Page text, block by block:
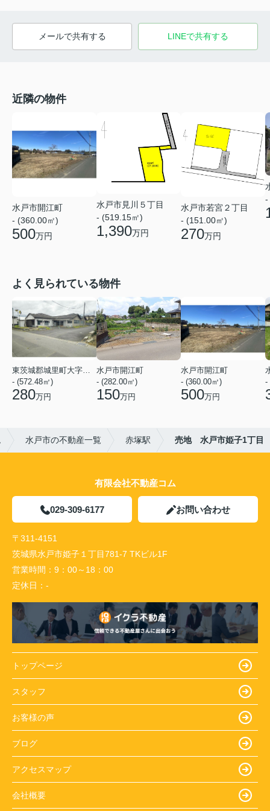
メールで共有する LINEで共有する
近隣の物件
水戸市開江町
- (360.00㎡)
500万円
水戸市見川５丁目
- (519.15㎡)
1,390万円
水戸市若宮２丁目
- (151.00㎡)
270万円
-
よく見られている物件
東茨城郡城里町大字石塚
- (572.48㎡)
280万円
水戸市開江町
- (282.00㎡)
150万円
水戸市開江町
- (360.00㎡)
500万円
-
水戸市の不動産一覧 赤塚駅 売地 水戸市姫子1丁目
有限会社不動産コム
029-309-6177 お問い合わせ
〒311-4151
茨城県水戸市姫子１丁目781-7 TKビル1F
営業時間： 9：00～18：00
定休日： -
トップページ
スタッフ
お客様の声
ブログ
アクセスマップ
会社概要